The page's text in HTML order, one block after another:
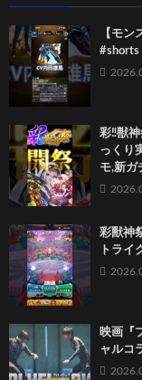
【モ
#shorts
彩‼獣
っくり
モ,新ガ
彩獸神
トライ
映画『
ャルコ